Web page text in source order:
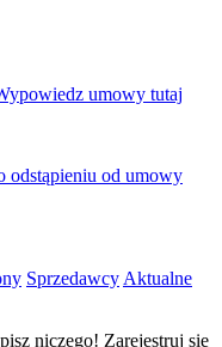
umowy tutaj
odstąpieniu od umowy
Sprzedawcy Aktualne
niczego! Zarejestruj się